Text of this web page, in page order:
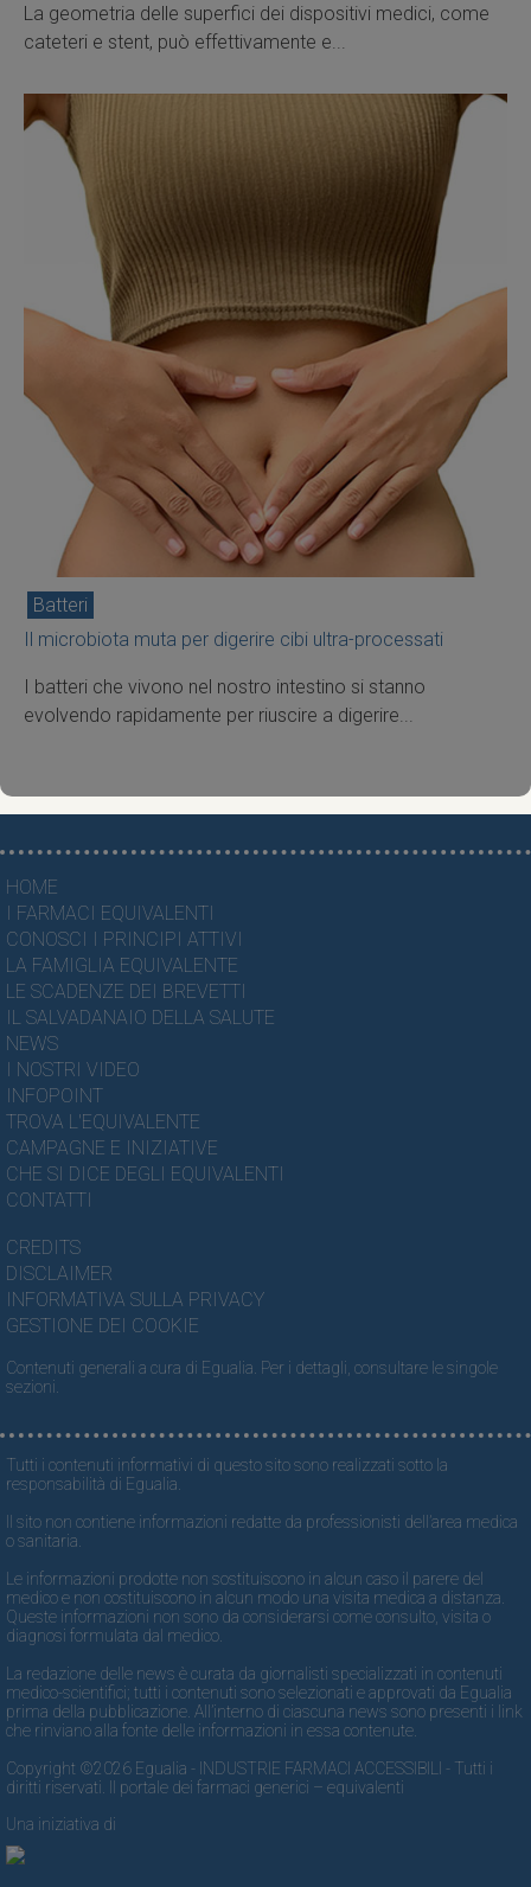
La geometria delle superfici dei dispositivi medici, come
cateteri e stent, può effettivamente e...
Batteri
Il microbiota muta per digerire cibi ultra-processati
I batteri che vivono nel nostro intestino si stanno
evolvendo rapidamente per riuscire a digerire...
HOME
I FARMACI EQUIVALENTI
CONOSCI I PRINCIPI ATTIVI
LA FAMIGLIA EQUIVALENTE
LE SCADENZE DEI BREVETTI
IL SALVADANAIO DELLA SALUTE
NEWS
I NOSTRI VIDEO
INFOPOINT
TROVA L'EQUIVALENTE
CAMPAGNE E INIZIATIVE
CHE SI DICE DEGLI EQUIVALENTI
CONTATTI
CREDITS
DISCLAIMER
INFORMATIVA SULLA PRIVACY
GESTIONE DEI COOKIE
Contenuti generali a cura di Egualia. Per i dettagli, consultare le singole
sezioni.
Tutti i contenuti informativi di questo sito sono realizzati sotto la
responsabilità di Egualia.
Il sito non contiene informazioni redatte da professionisti dell’area medica
o sanitaria.
Le informazioni prodotte non sostituiscono in alcun caso il parere del
medico e non costituiscono in alcun modo una visita medica a distanza.
Queste informazioni non sono da considerarsi come consulto, visita o
diagnosi formulata dal medico.
La redazione delle news è curata da giornalisti specializzati in contenuti
medico-scientifici; tutti i contenuti sono selezionati e approvati da Egualia
prima della pubblicazione. All’interno di ciascuna news sono presenti i link
che rinviano alla fonte delle informazioni in essa contenute.
Copyright ©2026 Egualia - INDUSTRIE FARMACI ACCESSIBILI - Tutti i
diritti riservati. Il portale dei farmaci generici – equivalenti
Una iniziativa di